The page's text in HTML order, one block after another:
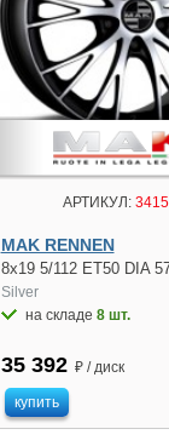
АРТИКУЛ:
MAK RENNEN
8x19 5/112 ET50 DIA
Silver
на складе 8 шт.
35 392 ₽ / диск
купить